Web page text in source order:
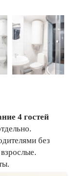
4 гостей
без